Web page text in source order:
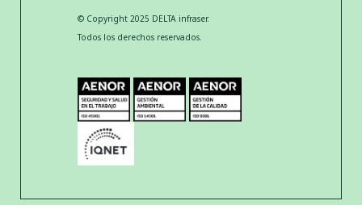
© Copyright 2025 DELTA infraser.
Todos los derechos reservados.